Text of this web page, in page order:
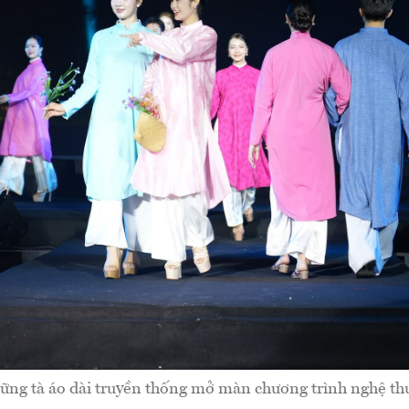
tà áo dài truyền thống mở màn chương trình nghệ